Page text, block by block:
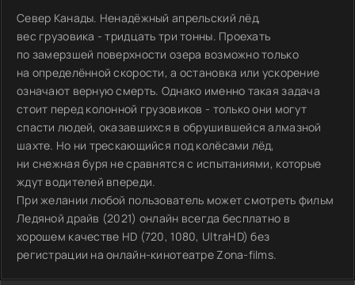
Север Канады. Ненадёжный апрельский лёд,
вес грузовика - тридцать три тонны. Проехать
по замерзшей поверхности озера возможно только
на определённой скорости, а остановка или ускорение
означают верную смерть. Однако именно такая задача
стоит перед колонной грузовиков - только они могут
спасти людей, оказавшихся в обрушившейся алмазной
шахте. Но ни трескающийся под колёсами лёд,
ни снежная буря не сравнятся с испытаниями, которые
ждут водителей впереди.
При желании любой пользователь может смотреть фильм
Ледяной драйв (2021) онлайн всегда бесплатно в
хорошем качестве HD (720, 1080, UltraHD) без
регистрации на онлайн-кинотеатре Zona-films.